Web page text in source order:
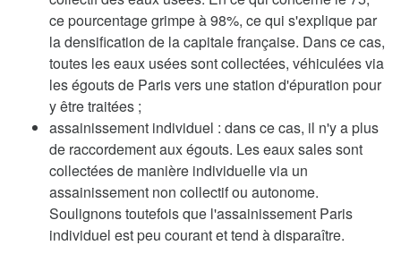
ce pourcentage grimpe à 98%, ce qui s'explique par
la densification de la capitale française. Dans ce cas,
toutes les eaux usées sont collectées, véhiculées via
les égouts de Paris vers une station d'épuration pour
y être traitées ;
assainissement individuel : dans ce cas, il n'y a plus
de raccordement aux égouts. Les eaux sales sont
collectées de manière individuelle via un
assainissement non collectif ou autonome.
Soulignons toutefois que l'assainissement Paris
individuel est peu courant et tend à disparaître.